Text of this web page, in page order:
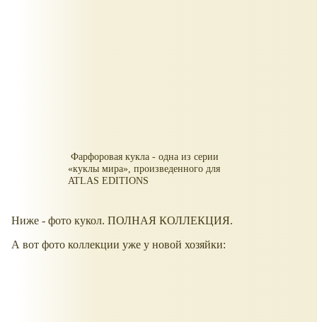
Фарфоровая кукла - одна из серии
куклы мира , произведенного для
ATLAS EDITIONS
Ниже - фото кукол. ПОЛНАЯ КОЛЛЕКЦИЯ.
А вот фото коллекции уже у новой хозяйки: